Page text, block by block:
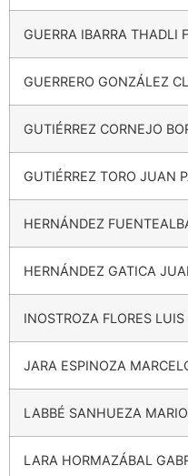
GUERRA IBARRA THADLI
GUERRERO GONZÁLEZ
GUTIÉRREZ CORNEJO
GUTIÉRREZ TORO JUAN
HERNÁNDEZ
HERNÁNDEZ GATICA
INOSTROZA FLORES
JARA ESPINOZA
LABBÉ SANHUEZA
LARA HORMAZÁBAL